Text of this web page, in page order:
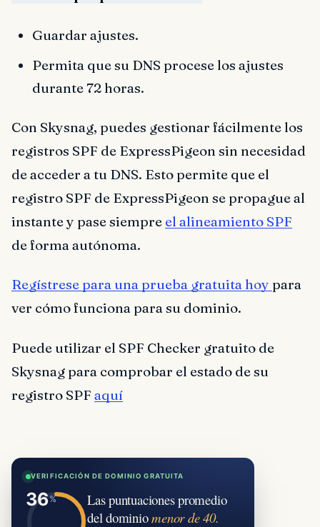
Guardar ajustes.
Permita que su DNS procese los ajustes
durante 72 horas.
Con Skysnag, puedes gestionar fácilmente los
registros SPF de ExpressPigeon sin necesidad
de acceder a tu DNS. Esto permite que el
registro SPF de ExpressPigeon se propague al
instante y pase siempre el alineamiento SPF
de forma autónoma.
Regístrese para una prueba gratuita hoy para
ver cómo funciona para su dominio.
Puede utilizar el SPF Checker gratuito de
Skysnag para comprobar el estado de su
registro SPF aquí
VERIFICACIÓN DE DOMINIO GRATUITA
Las puntuaciones promedio
del dominiomenor de 40.